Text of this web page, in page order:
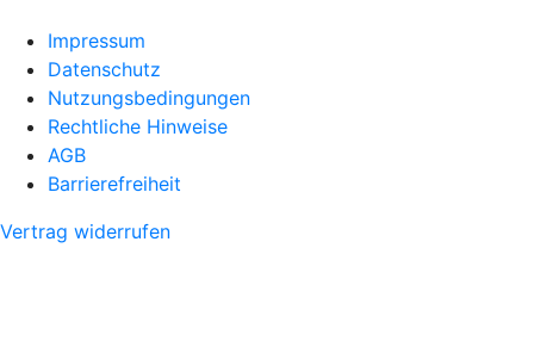
Impressum
Datenschutz
Nutzungsbedingungen
Rechtliche Hinweise
AGB
Barrierefreiheit
Vertrag widerrufen